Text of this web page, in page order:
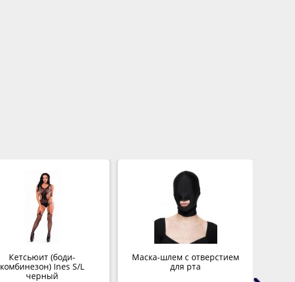
Кетсьюит (боди-
комбинезон) Ines S/L
черный
Маска-шлем с отверстием
для рта